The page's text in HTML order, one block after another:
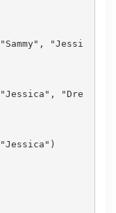
"Sammy" ,
"Jessi
"Jessica" ,
"Dre
"Jessica" )